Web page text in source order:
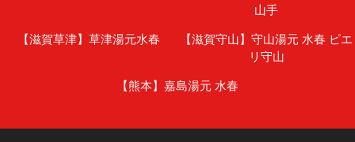
山手
【滋賀草津】 草津湯元水春 【滋賀守山】 守山湯元 水春 ピエ
リ守山
【熊本】 嘉島湯元 水春